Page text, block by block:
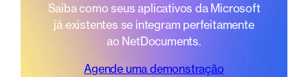
Saiba como seus aplicativos da Microsoft
já existentes se integram perfeitamente
ao NetDocuments.
Agende uma demonstração